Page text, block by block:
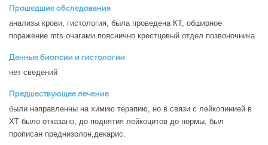
Прошедшие обследования
анализы крови, гистология, была проведена КТ, обширное
поражение mts очагами пояснично крестцовый отдел позвоночника
Данные биопсии и гистологии
нет сведений
Предшествующее лечение
были направленны на химию терапию, но в связи с лейкопинией в
ХТ было отказано, до поднятия лейкоцитов до нормы, был
прописан преднизолон,декарис.